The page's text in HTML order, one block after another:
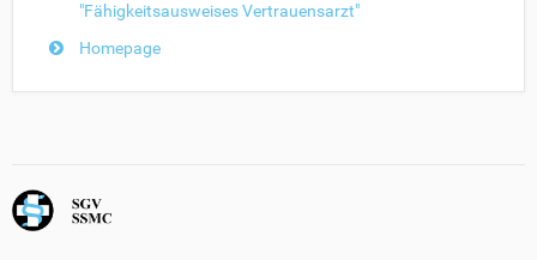
"Fähigkeitsausweises Vertrauensarzt"
Homepage